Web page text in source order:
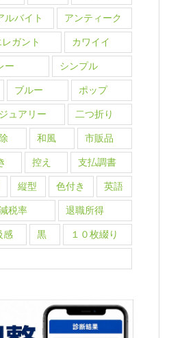
ルバイト アンティーク
レガント カワイイ
ー シンプル
ブルー ポップ
ュアリー 二つ折り
和風 市販品
控え 支払調書
縦型 色付き 英語
税率 退職所得
感 黒 １０枚綴り